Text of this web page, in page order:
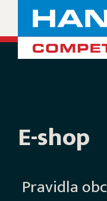
E-shop
Pravidla